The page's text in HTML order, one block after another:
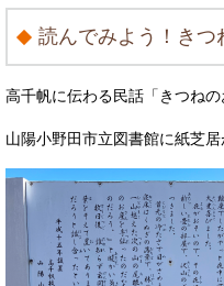
読んでみよう！きつ
高千帆に伝わる民話「きつねの
山陽小野田市立図書館に紙芝居